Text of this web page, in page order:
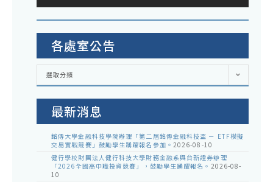
各處室公告
各
室
選取分類
最新消息
銘傳大學金融科技學院辦理「第二屆銘傳金融科技盃 － ETF模擬
交易實戰競賽」鼓勵學生踴躍報名參加。 2026-08-10
健行學校財團法人健行科技大學財務金融系與台新證券辦理
「2026全國高中職投資競賽」，鼓勵學生踴躍報名。 2026-08-
10